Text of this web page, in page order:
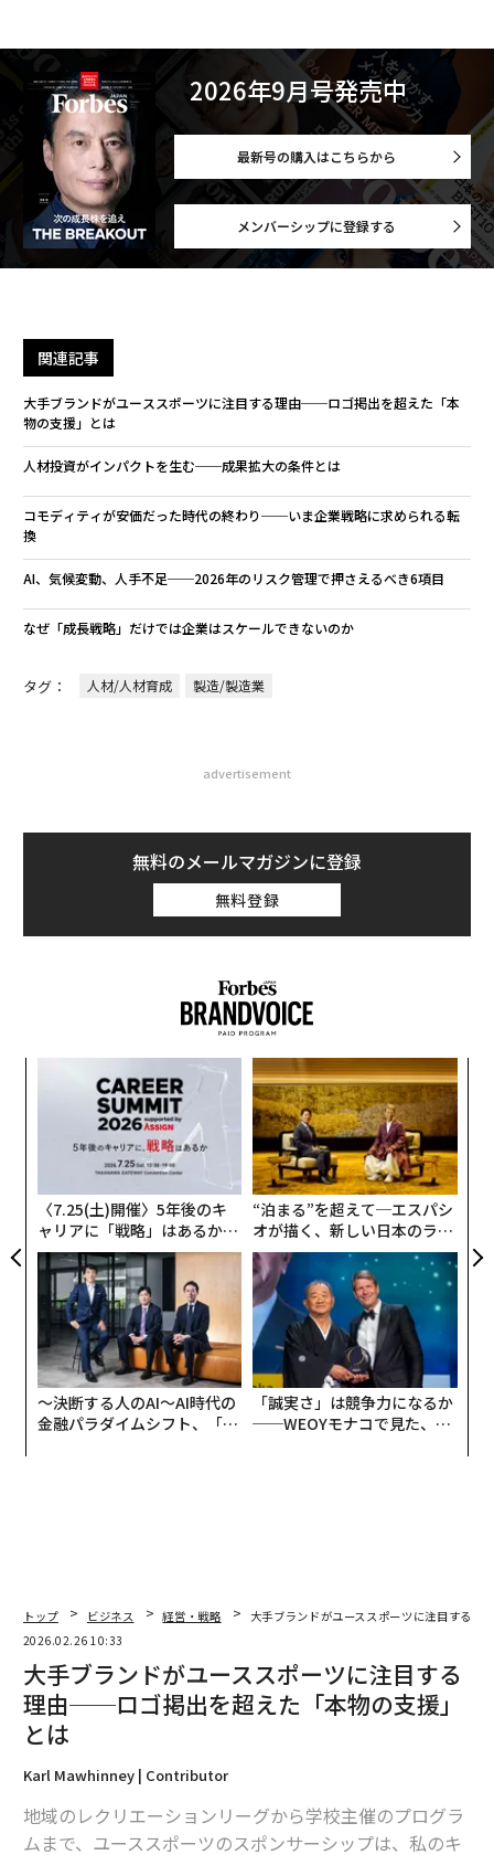
2026年9月号発売中
最新号の購入はこちらから
メンバーシップに登録する
関連記事
大手ブランドがユーススポーツに注目する理由──ロゴ掲出を超えた「本
物の支援」とは
人材投資がインパクトを生む──成果拡大の条件とは
コモディティが安価だった時代の終わり──いま企業戦略に求められる転
換
AI、気候変動、人手不足──2026年のリスク管理で押さえるべき6項目
なぜ「成長戦略」だけでは企業はスケールできないのか
タグ： 人材/人材育成 製造/製造業
advertisement
無料のメールマガジンに登録
無料登録
〈7.25(土)開催〉5年後のキ
ャリアに「戦略」はあるか。
トップエグゼクティブのキャ
リアに触れる1日│CAREER S
UMMIT 2026
“泊まる”を超えて─エスパシ
オが描く、新しい日本のラグ
ジュアリー（中編）
〜決断する人のAI〜AI時代の
金融パラダイムシフト、「超
「誠実さ」は競争力になるか
──WEOYモナコで見た、く
トップ ビジネス 経営・戦略
大手ブランドがユーススポーツに注目する
2026.02.26 10:33
大手ブランドがユーススポーツに注目する
理由──ロゴ掲出を超えた「本物の支援」
とは
Karl Mawhinney | Contributor
地域のレクリエーションリーグから学校主催のプログラ
ムまで、ユーススポーツのスポンサーシップは、私のキ